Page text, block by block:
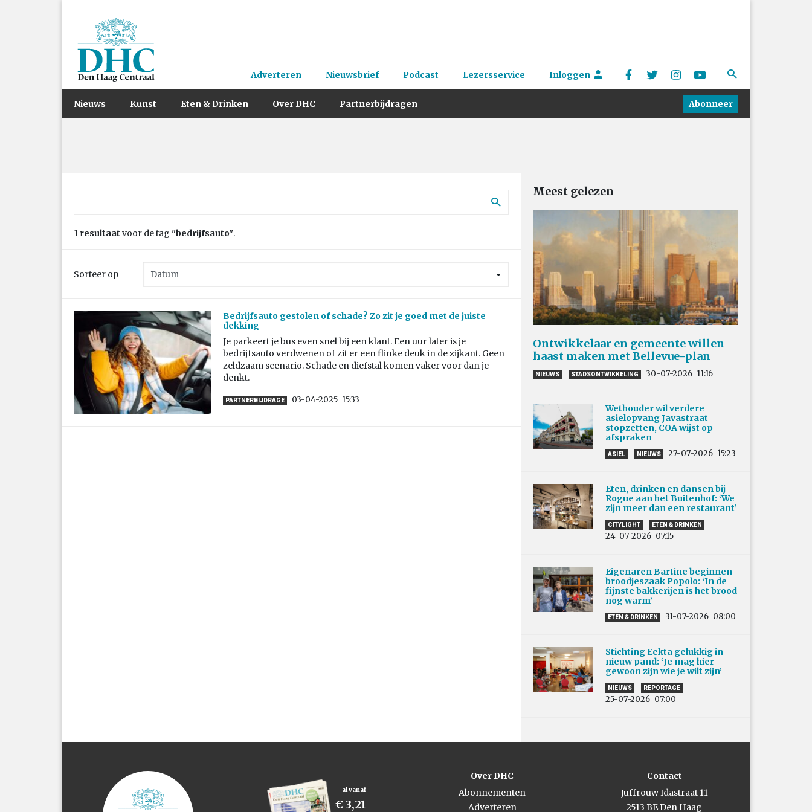
Adverteren Nieuwsbrief Podcast Lezersservice Inloggen
Nieuws Kunst Eten & Drinken Over DHC Partnerbijdragen Abonneer
1 resultaat voor de tag "bedrijfsauto".
Sorteer op
Bedrijfsauto gestolen of schade? Zo zit je goed met de juiste
dekking
Je parkeert je bus even snel bij een klant. Een uur later is je
bedrijfsauto verdwenen of zit er een flinke deuk in de zijkant. Geen
zeldzaam scenario. Schade en diefstal komen vaker voor dan je
denkt.
PARTNERBIJDRAGE 03-04-2025 15:33
Meest gelezen
Ontwikkelaar en gemeente willen
haast maken met Bellevue-plan
NIEUWS STADSONTWIKKELING 30-07-2026 11:16
Wethouder wil verdere
asielopvang Javastraat
stopzetten, COA wijst op
afspraken
ASIEL NIEUWS 27-07-2026 15:23
Eten, drinken en dansen bij
Rogue aan het Buitenhof: ‘We
zijn meer dan een restaurant’
CITYLIGHT ETEN & DRINKEN
24-07-2026 07:15
Eigenaren Bartine beginnen
broodjeszaak Popolo: ‘In de
fijnste bakkerijen is het brood
nog warm’
ETEN & DRINKEN 31-07-2026 08:00
Stichting Eekta gelukkig in
nieuw pand: ‘Je mag hier
gewoon zijn wie je wilt zijn’
NIEUWS REPORTAGE
25-07-2026 07:00
al vanaf
€ 3,21
Over DHC
Abonnementen
Adverteren
Contact
Juffrouw Idastraat 11
2513 BE Den Haag